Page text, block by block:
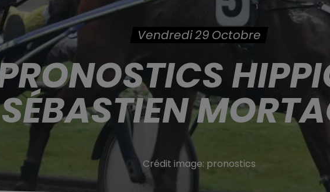
Vendredi 29 Octobre
SÉBASTIEN
Crédit image: pronostics